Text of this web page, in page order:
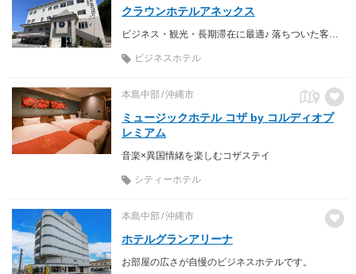
クラウンホテルアネックス
ビジネス・観光・長期滞在に最適♪ 落ちついた客室に無料Wi-Fi＆冷暖房＆ウォシュレット完備♪1階にセブンイレブンあり。
ビジネスホテル
本島中部 沖縄市
ミュージックホテル コザ by コルディオプ
レミアム
音楽×異国情緒を楽しむコザステイ
シティーホテル
本島中部 沖縄市
ホテルグランアリーナ
お部屋の広さが自慢のビジネスホテルです。